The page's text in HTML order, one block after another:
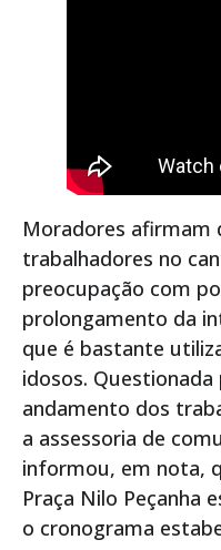
Moradores afirmam
trabalhadores no
preocupação com
prolongamento da
que é bastante
idosos.
andamento dos
a assessoria de
informou, em nota,
Praça Nilo Peçanha
o cronograma